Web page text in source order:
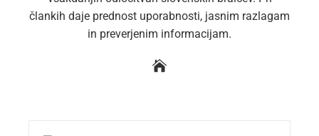
člankih daje prednost uporabnosti, jasnim razlagam
in preverjenim informacijam.